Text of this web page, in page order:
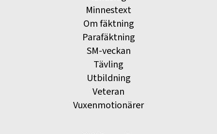
Minnestext
Om fäktning
Parafäktning
SM-veckan
Tävling
Utbildning
Veteran
Vuxenmotionärer